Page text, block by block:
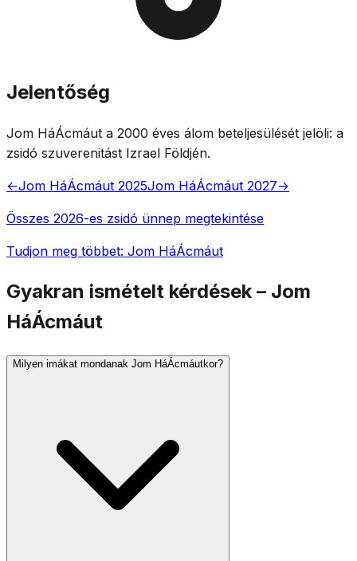
Jelentőség
Jom HáÁcmáut a 2000 éves álom beteljesülését jelöli: a
zsidó szuverenitást Izrael Földjén.
←Jom HáÁcmáut 2025Jom HáÁcmáut 2027→
Összes 2026-es zsidó ünnep megtekintése
Tudjon meg többet: Jom HáÁcmáut
Gyakran ismételt kérdések – Jom
HáÁcmáut
Milyen imákat mondanak Jom HáÁcmáutkor?